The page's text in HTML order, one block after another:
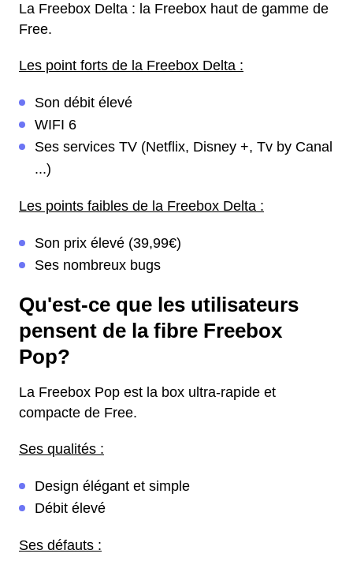
La Freebox Delta : la Freebox haut de gamme de
Free.
Les point forts de la Freebox Delta :
Son débit élevé
WIFI 6
Ses services TV (Netflix, Disney +, Tv by Canal
...)
Les points faibles de la Freebox Delta :
Son prix élevé (39,99€)
Ses nombreux bugs
Qu'est-ce que les utilisateurs
pensent de la fibre Freebox
Pop?
La Freebox Pop est la box ultra-rapide et
compacte de Free.
Ses qualités :
Design élégant et simple
Débit élevé
Ses défauts :